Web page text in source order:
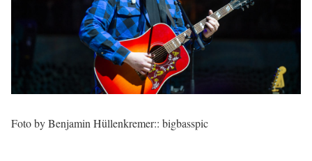
Foto by Benjamin Hüllenkremer:: bigbasspic